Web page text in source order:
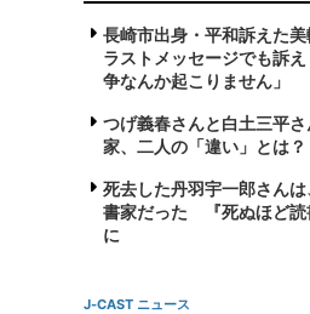
長崎市出身・平和訴えた
ラストメッセージでも訴
争なんか起こりません」
つげ義春さんと白土三平
家、二人の「違い」とは？
死去した丹羽宇一郎さん
書家だった 『死ぬほど読
に
J-CAST ニュース